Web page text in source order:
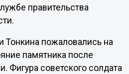
правительства
Тонкина пожаловались на
памятника после
Фигура советского солдата